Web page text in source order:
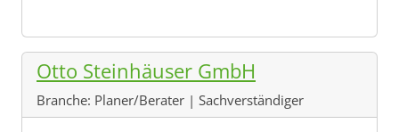
Otto Steinhäuser GmbH
Branche: Planer/Berater | Sachverständiger